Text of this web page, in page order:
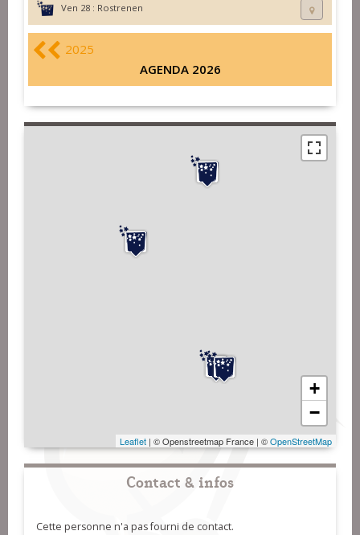
Ven 28 : Rostrenen
2025
AGENDA 2026
+
−
Leaflet | © Openstreetmap France | ©OpenStreetMap
Contact & infos
Cette personne n'a pas fourni de contact.